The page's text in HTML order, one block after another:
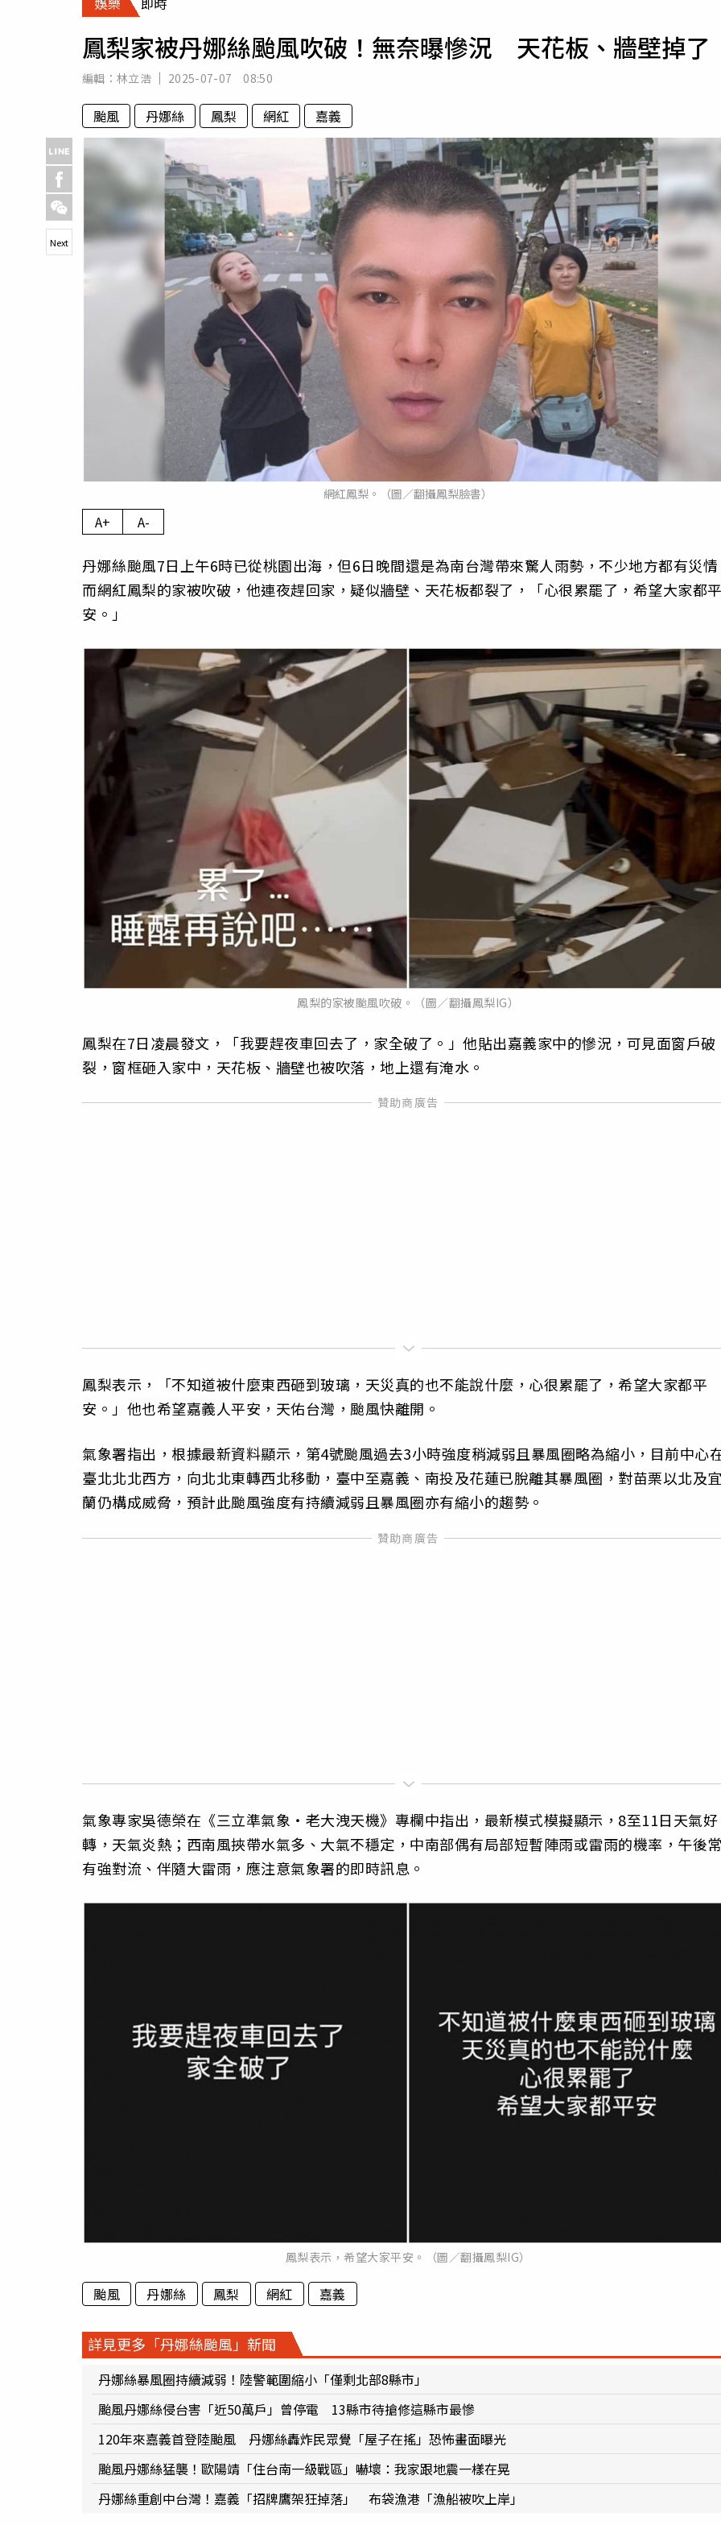
專欄
房產新勢力
運勢
鳳梨家被丹娜絲颱風吹破！無奈曝慘況 天花板、牆壁掉了
編輯： 林立浩 2025-07-07 08:50
颱風 丹娜絲 鳳梨 網紅 嘉義
網紅鳳梨。（圖／翻攝鳳梨臉書）
Next
A+ A-
丹娜絲颱風7日上午6時已從桃園出海，但6日晚間還是為南台灣帶來驚人雨勢，不少地方都有災
而網紅鳳梨的家被吹破，他連夜趕回家，疑似牆壁、天花板都裂了，「心很累罷了，希望大家都
安。」
鳳梨的家被颱風吹破。（圖／翻攝鳳梨IG）
鳳梨在7日凌晨發文，「我要趕夜車回去了，家全破了。」他貼出嘉義家中的慘況，可見面窗戶破
裂，窗框砸入家中，天花板、牆壁也被吹落，地上還有淹水。
鳳梨表示，「不知道被什麼東西砸到玻璃，天災真的也不能說什麼，心很累罷了，希望大家都平
安。」他也希望嘉義人平安，天佑台灣，颱風快離開。
氣象署指出，根據最新資料顯示，第4號颱風過去3小時強度稍減弱且暴風圈略為縮小，目前中心
臺北北北西方，向北北東轉西北移動，臺中至嘉義、南投及花蓮已脫離其暴風圈，對苗栗以北及
蘭仍構成威脅，預計此颱風強度有持續減弱且暴風圈亦有縮小的趨勢。
氣象專家吳德榮在《三立準氣象‧老大洩天機》專欄中指出，最新模式模擬顯示，8至11日天氣好
轉，天氣炎熱；西南風挾帶水氣多、大氣不穩定，中南部偶有局部短暫陣雨或雷雨的機率，午後
有強對流、伴隨大雷雨，應注意氣象署的即時訊息。
鳳梨表示，希望大家平安。（圖／翻攝鳳梨IG）
颱風 丹娜絲 鳳梨 網紅 嘉義
詳見更多「丹娜絲颱風」新聞
丹娜絲暴風圈持續減弱！陸警範圍縮小「僅剩北部8縣市」
颱風丹娜絲侵台害「近50萬戶」曾停電 13縣市待搶修這縣市最慘
120年來嘉義首登陸颱風 丹娜絲轟炸民眾覺「屋子在搖」恐怖畫面曝光
颱風丹娜絲猛襲！歐陽靖「住台南一級戰區」嚇壞：我家跟地震一樣在晃
丹娜絲重創中台灣！嘉義「招牌鷹架狂掉落」 布袋漁港「漁船被吹上岸」